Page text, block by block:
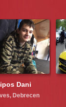
Dani
Debrecen